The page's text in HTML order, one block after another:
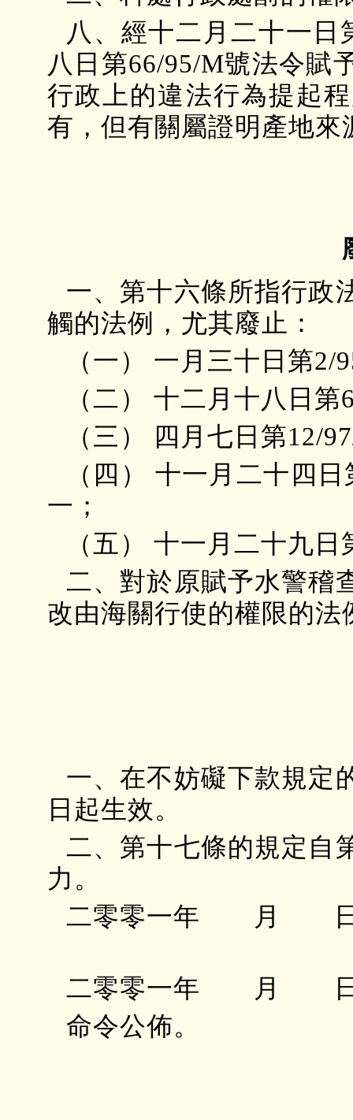
八、經十二月二十一
八日第66/95/M號法令賦
行政上的違法行為提起
有，但有關屬證明產地來
一、第十六條所指行政
觸的法例，尤其廢止：
（一） 一月三十日第2/
（二） 十二月十八日
（三） 四月七日第12/
（四） 十一月二十四
一；
（五） 十一月二十九
二、對於原賦予水警稽
改由海關行使的權限的
一、在不妨礙下款規定
日起生效。
二、第十七條的規定自
力。
二零零一年 月 日
二零零一年 月 日
命令公佈。